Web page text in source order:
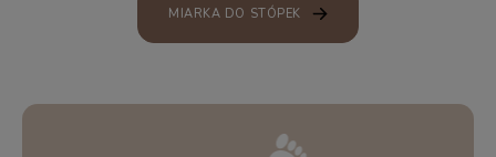
MIARKA DO STÓPEK